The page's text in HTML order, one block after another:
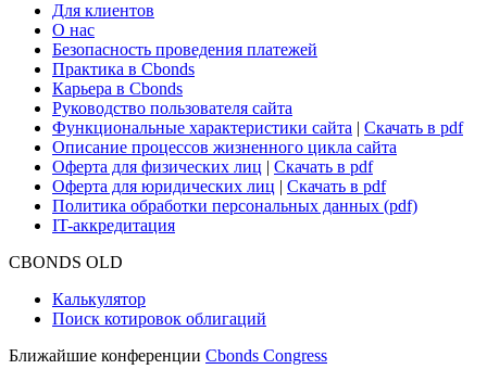
Для клиентов
О нас
Безопасность проведения платежей
Практика в Cbonds
Карьера в Cbonds
Руководство пользователя сайта
Функциональные характеристики сайта | Скачать в pdf
Описание процессов жизненного цикла сайта
Оферта для физических лиц | Скачать в pdf
Оферта для юридических лиц | Скачать в pdf
Политика обработки персональных данных (pdf)
IT-аккредитация
CBONDS OLD
Калькулятор
Поиск котировок облигаций
Ближайшие конференции Cbonds Congress